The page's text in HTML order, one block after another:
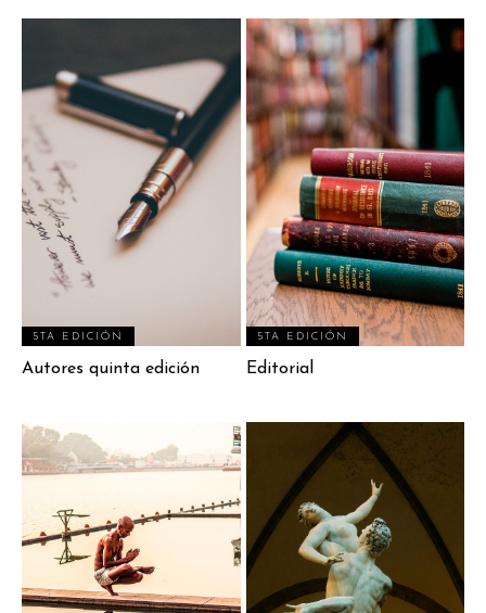
5TA EDICIÓN
Autores quinta edición
5TA EDICIÓN
Editorial